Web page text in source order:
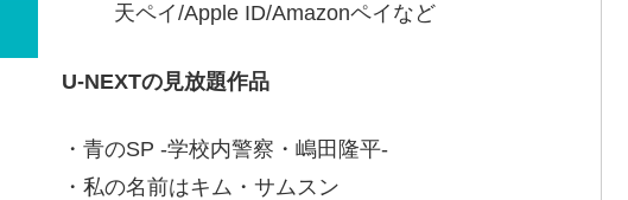
天ペイ/Apple ID/Amazonペイなど
U-NEXTの見放題作品
・青のSP -学校内警察・嶋田隆平-
・私の名前はキム・サムスン